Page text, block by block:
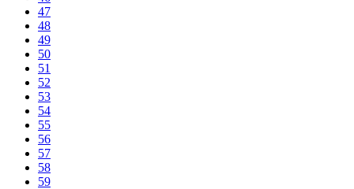
47
48
49
50
51
52
53
54
55
56
57
58
59